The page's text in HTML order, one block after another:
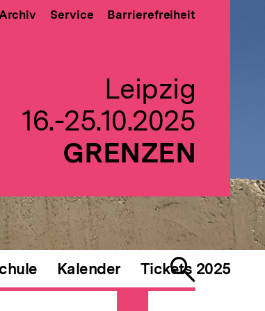
Service Barrierefreiheit
Leipzig
16.-25.10.2025
GRENZEN
Kalender Tickets 2025
Suche